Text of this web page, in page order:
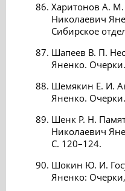
Харитонов А.
Николаевич
Сибирское
Шапеев В. П.
Яненко.
Шемякин Е. И.
Яненко.
Шенк Р. Н.
Николаевич
С. 120–124.
Шокин Ю. И.
Яненко: